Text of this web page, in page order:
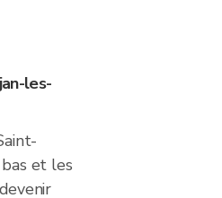
les-
et les